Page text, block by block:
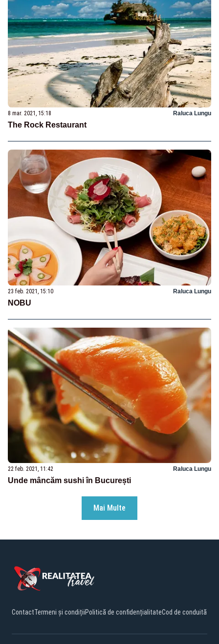
8 mar. 2021, 15:18 Raluca Lungu
The Rock Restaurant
23 feb. 2021, 15:10 Raluca Lungu
NOBU
22 feb. 2021, 11:42 Raluca Lungu
Unde mâncăm sushi în București
Mai Multe
ContactTermeni și condițiiPolitică de confidențialitateCod de conduită